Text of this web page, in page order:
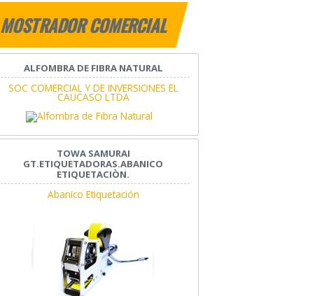
MOSTRADOR COMERCIAL
ALFOMBRA DE FIBRA NATURAL
SOC COMERCIAL Y DE INVERSIONES EL
CAUCASO LTDA
TOWA SAMURAI
GT.ETIQUETADORAS.ABANICO
ETIQUETACIÒN.
Abanico Etiquetación